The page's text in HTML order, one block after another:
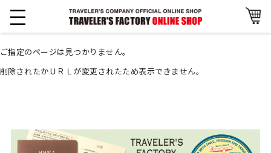
ご指定のページは見つかりません。
削除されたかＵＲＬが変更されたため表示できません。